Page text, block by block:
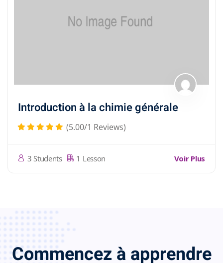
Introduction à la chimie générale
(5.00/1 Reviews)
3 Students 1 Lesson Voir Plus
Commencez à apprendre